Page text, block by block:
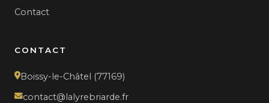
Contact
CONTACT
Boissy-le-Châtel (77169)
contact@lalyrebriarde.fr